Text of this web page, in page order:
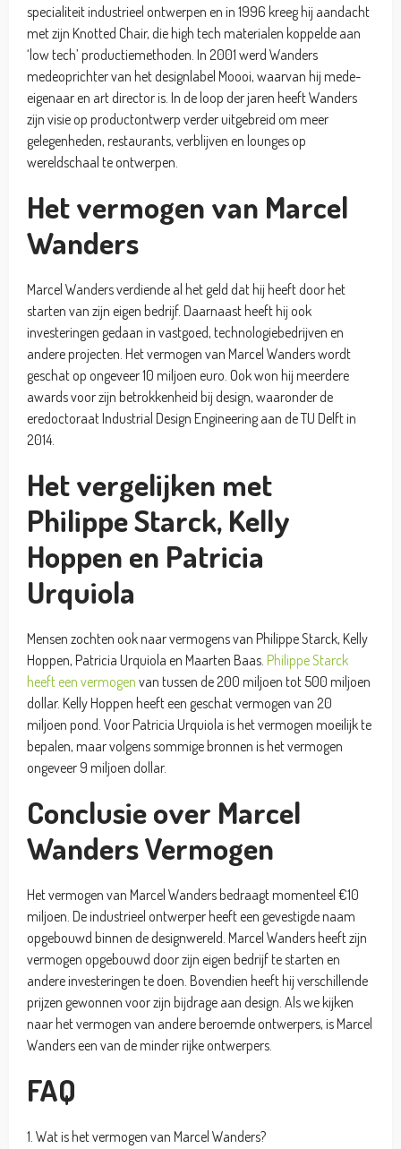
specialiteit industrieel ontwerpen en in 1996 kreeg hij aandacht
met zijn Knotted Chair, die high tech materialen koppelde aan
‘low tech’ productiemethoden. In 2001 werd Wanders
medeoprichter van het designlabel Moooi, waarvan hij mede-
eigenaar en art director is. In de loop der jaren heeft Wanders
zijn visie op productontwerp verder uitgebreid om meer
gelegenheden, restaurants, verblijven en lounges op
wereldschaal te ontwerpen.
Het vermogen van Marcel
Wanders
Marcel Wanders verdiende al het geld dat hij heeft door het
starten van zijn eigen bedrijf. Daarnaast heeft hij ook
investeringen gedaan in vastgoed, technologiebedrijven en
andere projecten. Het vermogen van Marcel Wanders wordt
geschat op ongeveer 10 miljoen euro. Ook won hij meerdere
awards voor zijn betrokkenheid bij design, waaronder de
eredoctoraat Industrial Design Engineering aan de TU Delft in
2014.
Het vergelijken met
Philippe Starck, Kelly
Hoppen en Patricia
Urquiola
Mensen zochten ook naar vermogens van Philippe Starck, Kelly
Hoppen, Patricia Urquiola en Maarten Baas. Philippe Starck
heeft een vermogen van tussen de 200 miljoen tot 500 miljoen
dollar. Kelly Hoppen heeft een geschat vermogen van 20
miljoen pond. Voor Patricia Urquiola is het vermogen moeilijk te
bepalen, maar volgens sommige bronnen is het vermogen
ongeveer 9 miljoen dollar.
Conclusie over Marcel
Wanders Vermogen
Het vermogen van Marcel Wanders bedraagt momenteel €10
miljoen. De industrieel ontwerper heeft een gevestigde naam
opgebouwd binnen de designwereld. Marcel Wanders heeft zijn
vermogen opgebouwd door zijn eigen bedrijf te starten en
andere investeringen te doen. Bovendien heeft hij verschillende
prijzen gewonnen voor zijn bijdrage aan design. Als we kijken
naar het vermogen van andere beroemde ontwerpers, is Marcel
Wanders een van de minder rijke ontwerpers.
FAQ
1. Wat is het vermogen van Marcel Wanders?